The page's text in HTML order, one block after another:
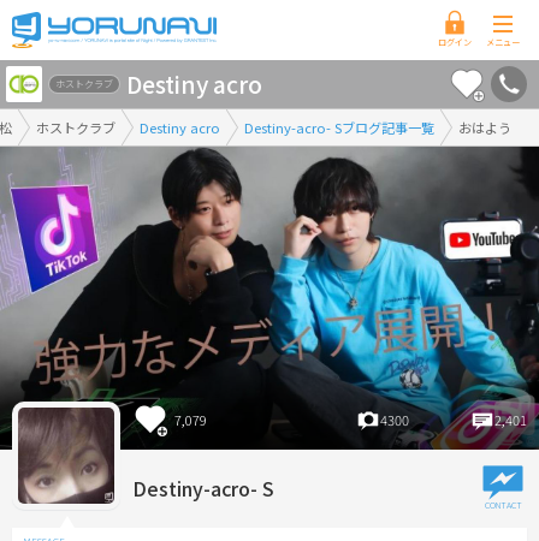
香
川
県
版
ホストクラブ Destiny acro Destiny-acro- Sブログ記事一覧 おはよう
ホストクラブ Destiny acro
7,079 4300 2,401
Destiny-acro- S